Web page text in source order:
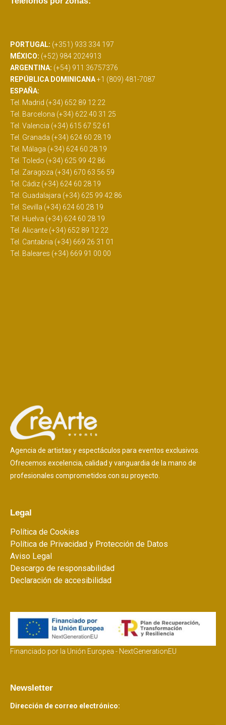
PORTUGAL: (+351) 933 334 197
MÉXICO: (+52) 984 2024913
ARGENTINA: (+54) 911 36757376
REPÚBLICA DOMINICANA+1 (809) 481-7087
ESPAÑA:
Tel. Madrid (+34) 652 89 12 22
Tel. Barcelona (+34) 622 40 31 25
Tel. Valencia (+34) 615 67 52 61
Tel. Granada (+34) 624 60 28 19
Tel. Málaga (+34) 624 60 28 19
Tel. Toledo (+34) 625 99 42 86
Tel. Zaragoza (+34) 670 63 56 59
Tel. Cádiz (+34) 624 60 28 19
Tel. Guadalajara (+34) 625 99 42 86
Tel. Sevilla (+34) 624 60 28 19
Tel. Huelva (+34) 624 60 28 19
Tel. Alicante (+34) 652 89 12 22
Tel. Cantabria (+34) 669 26 31 01
Tel. Baleares (+34) 669 91 00 00
Agencia de artistas y espectáculos para eventos exclusivos.
Ofrecemos excelencia, calidad y vanguardia de la mano de
profesionales comprometidos con su proyecto.
Legal
Política de Cookies
Política de Privacidad y Protección de Datos
Aviso Legal
Descargo de responsabilidad
Declaración de accesibilidad
Financiado por la Unión Europea - NextGenerationEU
Newsletter
Dirección de correo electrónico: